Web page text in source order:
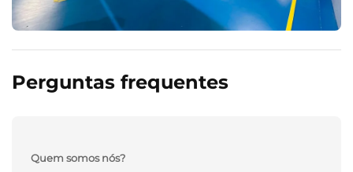
Perguntas frequentes
Quem somos nós?